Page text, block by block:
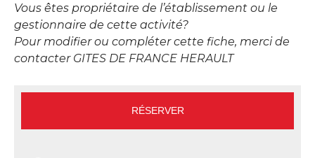
Vous êtes propriétaire de l’établissement ou le
gestionnaire de cette activité?
Pour modifier ou compléter cette fiche, merci de
contacter GITES DE FRANCE HERAULT
RÉSERVER